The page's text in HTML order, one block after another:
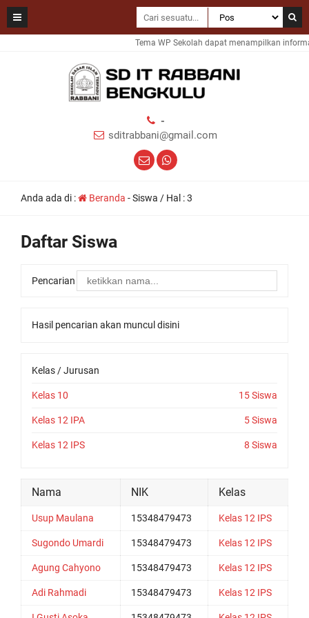
Tema WP Sekolah dapat menampilkan
-
sditrabbani@gmail.com
Anda ada di : Beranda -Siswa / Hal : 3
Daftar Siswa
Pencarian
Hasil pencarian akan muncul disini
Kelas / Jurusan
Kelas 10 15 Siswa
Kelas 12 IPA 5 Siswa
Kelas 12 IPS 8 Siswa
Nama NIK Kelas
Usup Maulana 15348479473 Kelas 12 IPS
Sugondo Umardi 15348479473 Kelas 12 IPS
Agung Cahyono 15348479473 Kelas 12 IPS
Adi Rahmadi 15348479473 Kelas 12 IPS